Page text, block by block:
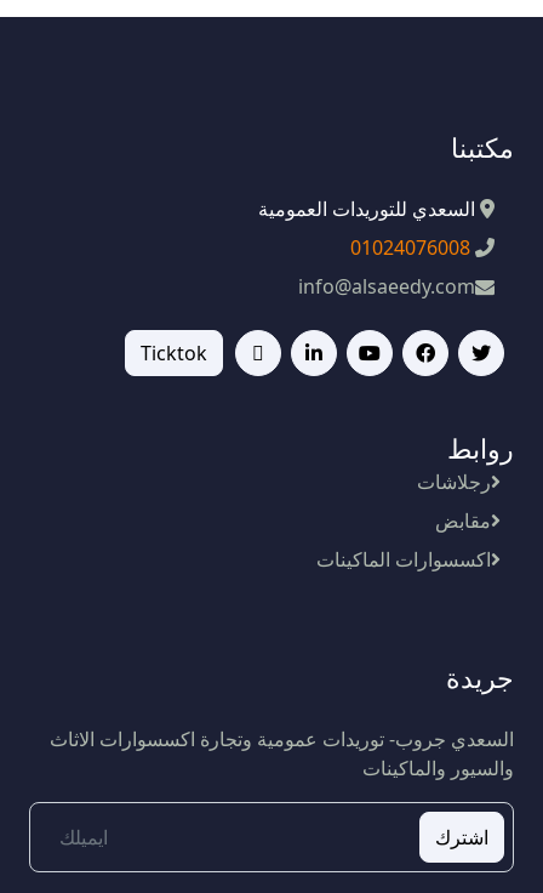
مكتبنا
السعدي للتوريدات العمومية
info@alsaeedy.com
Ticktok
روابط
رجلاشات
مقابض
اكسسوارات الماكينات
جريدة
السعدي جروب- توريدات عمومية وتجارة اكسسوارات الاثاث
والسيور والماكينات
اشترك